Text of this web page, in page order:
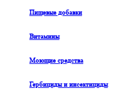
Пищевые добавки
Витамины
Моющие средства
Гербициды и инсектициды